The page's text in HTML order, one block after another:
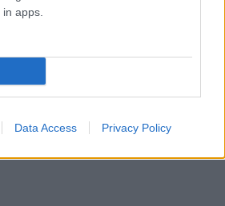
apps.
Data Access Privacy Policy